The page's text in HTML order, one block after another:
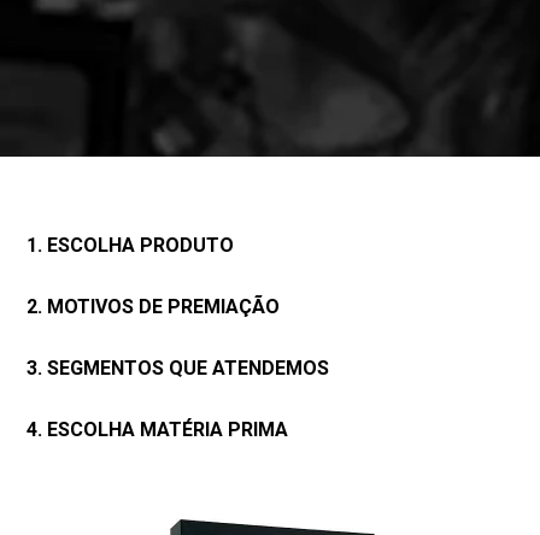
1. ESCOLHA PRODUTO
2. MOTIVOS DE PREMIAÇÃO
3. SEGMENTOS QUE ATENDEMOS
4. ESCOLHA MATÉRIA PRIMA